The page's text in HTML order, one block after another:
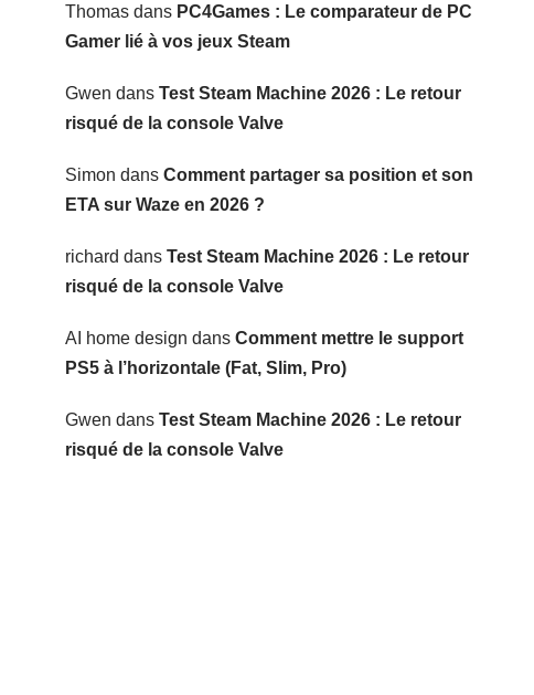
Thomasdans PC4Games : Le comparateur de PC
Gamer lié à vos jeux Steam
Gwen dans Test Steam Machine 2026 : Le retour
risqué de la console Valve
Simon dans Comment partager sa position et son
ETA sur Waze en 2026 ?
richard dans Test Steam Machine 2026 : Le retour
risqué de la console Valve
AI home design dans Comment mettre le support
PS5 à l’horizontale (Fat, Slim, Pro)
Gwen dans Test Steam Machine 2026 : Le retour
risqué de la console Valve